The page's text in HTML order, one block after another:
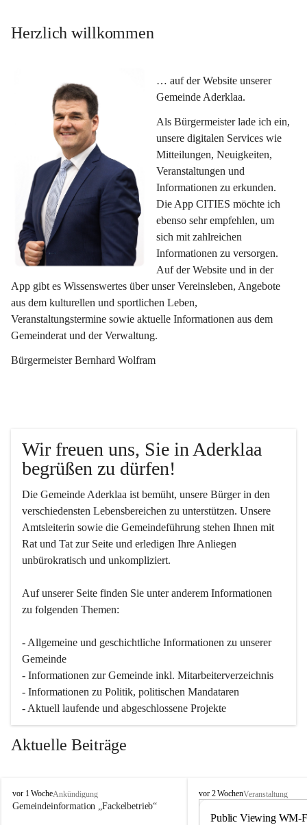
Herzlich willkommen
… auf der Website unserer
Gemeinde Aderklaa.
Als Bürgermeister lade ich ein,
unsere digitalen Services wie
Mitteilungen, Neuigkeiten,
Veranstaltungen und
Informationen zu erkunden.
Die App CITIES möchte ich
ebenso sehr empfehlen, um
sich mit zahlreichen
Informationen zu versorgen.
Auf der Website und in der
App gibt es Wissenswertes über unser Vereinsleben, Angebote
aus dem kulturellen und sportlichen Leben,
Veranstaltungstermine sowie aktuelle Informationen aus dem
Gemeinderat und der Verwaltung.
Bürgermeister Bernhard Wolfram
Wir freuen uns, Sie in Aderklaa
begrüßen zu dürfen!
Die Gemeinde Aderklaa ist bemüht, unsere Bürger in den
verschiedensten Lebensbereichen zu unterstützen. Unsere
Amtsleiterin sowie die Gemeindeführung stehen Ihnen mit
Rat und Tat zur Seite und erledigen Ihre Anliegen
unbürokratisch und unkompliziert.
Auf unserer Seite finden Sie un­ter an­de­rem Informationen
zu folgenden Themen:
- Allgemeine und geschichtliche Informationen zu unserer
Gemeinde
- Informationen zur Gemeinde inkl. Mitarbeiterverzeichnis
- Informationen zu Politik, politischen Mandataren
- Aktuell laufende und abgeschlossene Projekte
Aktuelle Beiträge
A
d
vor 1 WocheAnkündigung
Gemeindeinformation „Fackelbetrieb“
A
vor 2 WochenVeranstaltung
Public Viewing WM-